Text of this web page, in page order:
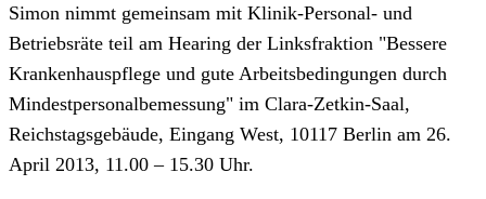
Simon nimmt gemeinsam mit Klinik-Personal- und
Betriebsräte teil am Hearing der Linksfraktion "Bessere
Krankenhauspflege und gute Arbeitsbedingungen durch
Mindestpersonalbemessung" im Clara-Zetkin-Saal,
Reichstagsgebäude, Eingang West, 10117 Berlin am 26.
April 2013, 11.00 – 15.30 Uhr.